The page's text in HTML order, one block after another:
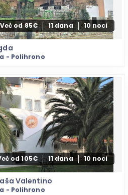
Već od 85€ 11 dana 10 noci
- Polihrono
od 105€ 11 dana 10 noci
Valentino
- Polihrono